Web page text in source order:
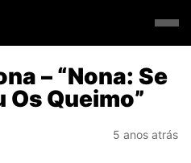
– “Nona: Se
Os Queimo”
5 anos atrás